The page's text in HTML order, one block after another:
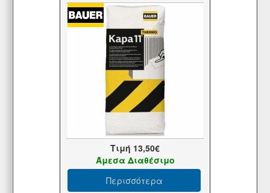
Τιμή 13,50€
Άμεσα Διαθέσιμο
Περισσότερα